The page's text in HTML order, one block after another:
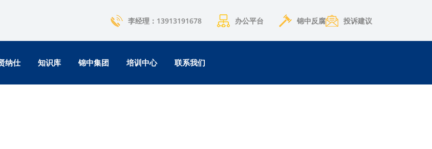
李经理：13913191678 办公平台 锦中反腐 投诉建议
纳仕 知识库 锦中集团 培训中心 联系我们